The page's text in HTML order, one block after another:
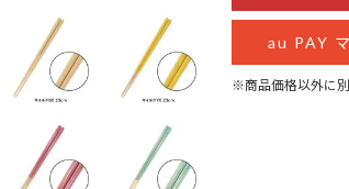
au PAY
※商品価格以外に